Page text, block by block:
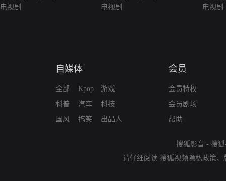
电视剧
电视剧
电视剧
自媒体
全部
科普
国风
Kpop
汽车
搞笑
游戏
科技
出品人
会员
会员特权
会员剧场
帮助
搜狐影音 - 搜
请仔细阅读 搜狐视频隐私政策、